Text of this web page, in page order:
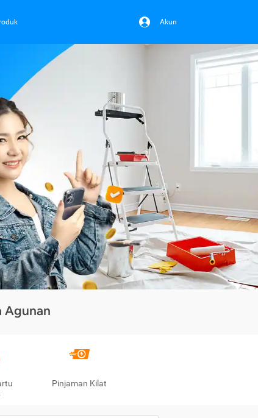
Akun
Agunan
Pinjaman Kilat